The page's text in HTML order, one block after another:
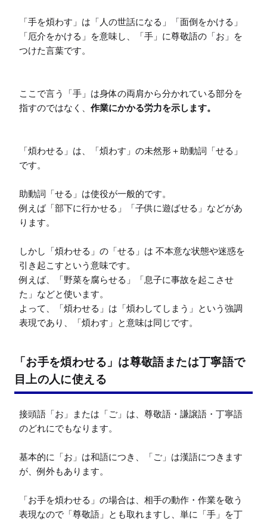
「手を煩わす」は「人の世話になる」「面倒をかける」
「厄介をかける」を意味し、「手」に尊敬語の「お」を
つけた言葉です。
ここで言う「手」は身体の両肩から分かれている部分を
指すのではなく、 作業にかかる労力を示します。
「煩わせる」は、「煩わす」の未然形＋助動詞「せる」
です。
助動詞「せる」は使役が一般的です。
例えば「部下に行かせる」「子供に遊ばせる」などがあ
ります。
しかし「煩わせる」の「せる」は 不本意な状態や迷惑を
引き起こすという意味です。
例えば、「野菜を腐らせる」「息子に事故を起こさせ
た」などと使います。
よって、「煩わせる」は「煩わしてしまう」という強調
表現であり、「煩わす」と意味は同じです。
「お手を煩わせる」は尊敬語または丁寧語で
目上の人に使える
接頭語「お」または「ご」は、尊敬語・謙譲語・丁寧語
のどれにでもなります。
基本的に「お」は和語につき、「ご」は漢語につきます
が、例外もあります。
「お手を煩わせる」の場合は、相手の動作・作業を敬う
表現なので「尊敬語」とも取れますし、単に「手」を丁